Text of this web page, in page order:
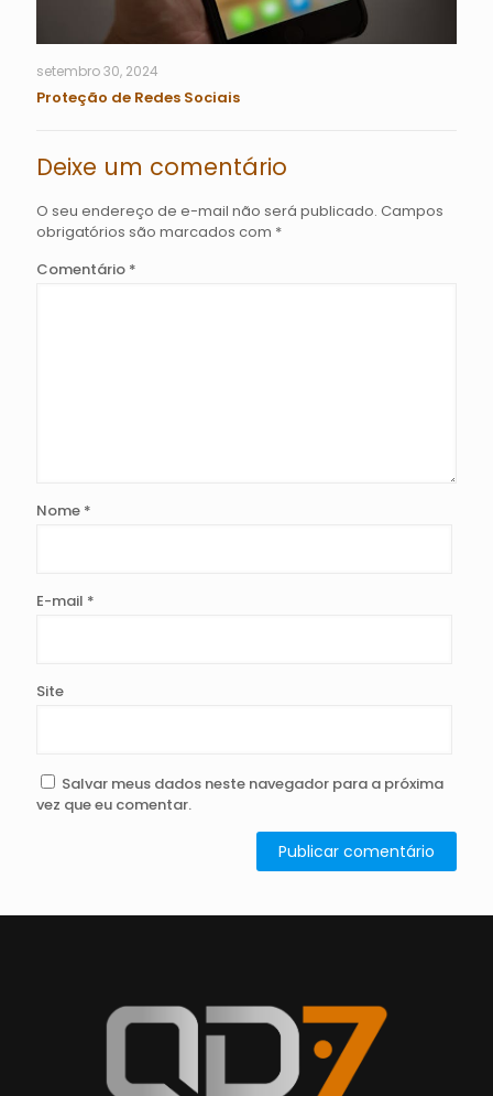
setembro 30, 2024
Proteção de Redes Sociais
Deixe um comentário
O seu endereço de e-mail não será publicado. Campos
obrigatórios são marcados com *
Comentário *
Nome *
E-mail *
Site
Salvar meus dados neste navegador para a próxima
vez que eu comentar.